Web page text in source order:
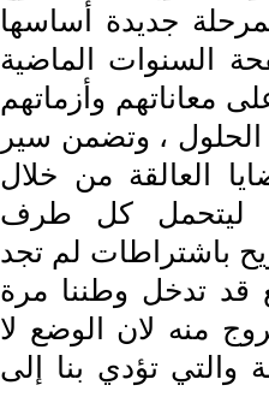
جديدة أساسها
السنوات الماضية
معاناتهم وأزماتهم
، وتضمن سير
العالقة من خلال
ليتحمل كل طرف
باشتراطات لم تجد
قد تدخل وطننا مرة
منه لان الوضع لا
والتي تؤدي بنا إلى